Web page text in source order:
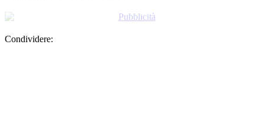
order_direction=”ASC” returns=”included”